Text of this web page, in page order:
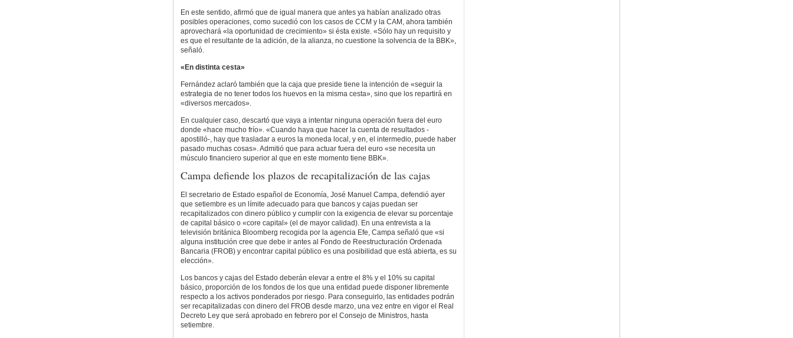
En este sentido, afirmó que de igual manera que antes ya habían analizado otras
posibles operaciones, como sucedió con los casos de CCM y la CAM, ahora también
aprovechará «la oportunidad de crecimiento» si ésta existe. «Sólo hay un requisito y
es que el resultante de la adición, de la alianza, no cuestione la solvencia de la BBK»,
señaló.
«En distinta cesta»
Fernández aclaró también que la caja que preside tiene la intención de «seguir la
estrategia de no tener todos los huevos en la misma cesta», sino que los repartirá en
«diversos mercados».
En cualquier caso, descartó que vaya a intentar ninguna operación fuera del euro
donde «hace mucho frío». «Cuando haya que hacer la cuenta de resultados -
apostilló-, hay que trasladar a euros la moneda local, y en, el intermedio, puede haber
pasado muchas cosas». Admitió que para actuar fuera del euro «se necesita un
músculo financiero superior al que en este momento tiene BBK».
Campa defiende los plazos de recapitalización de las cajas
El secretario de Estado español de Economía, José Manuel Campa, defendió ayer
que setiembre es un límite adecuado para que bancos y cajas puedan ser
recapitalizados con dinero público y cumplir con la exigencia de elevar su porcentaje
de capital básico o «core capital» (el de mayor calidad). En una entrevista a la
televisión británica Bloomberg recogida por la agencia Efe, Campa señaló que «si
alguna institución cree que debe ir antes al Fondo de Reestructuración Ordenada
Bancaria (FROB) y encontrar capital público es una posibilidad que está abierta, es su
elección».
Los bancos y cajas del Estado deberán elevar a entre el 8% y el 10% su capital
básico, proporción de los fondos de los que una entidad puede disponer libremente
respecto a los activos ponderados por riesgo. Para conseguirlo, las entidades podrán
ser recapitalizadas con dinero del FROB desde marzo, una vez entre en vigor el Real
Decreto Ley que será aprobado en febrero por el Consejo de Ministros, hasta
setiembre.